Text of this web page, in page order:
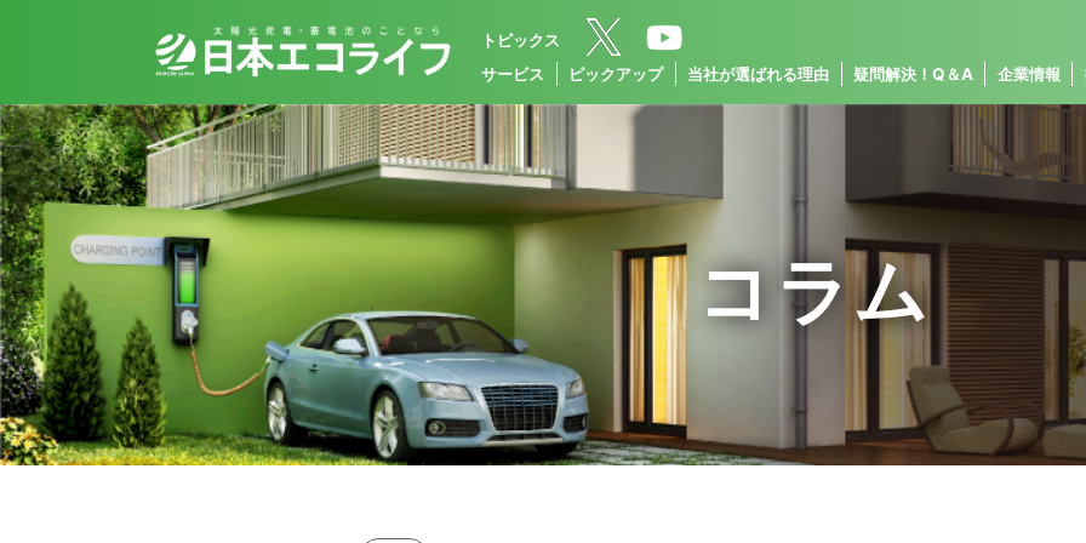
トピックス
サービス
ピックアップ 当社が選ばれる理由 疑問解決！Q＆A 企業情報
コラム